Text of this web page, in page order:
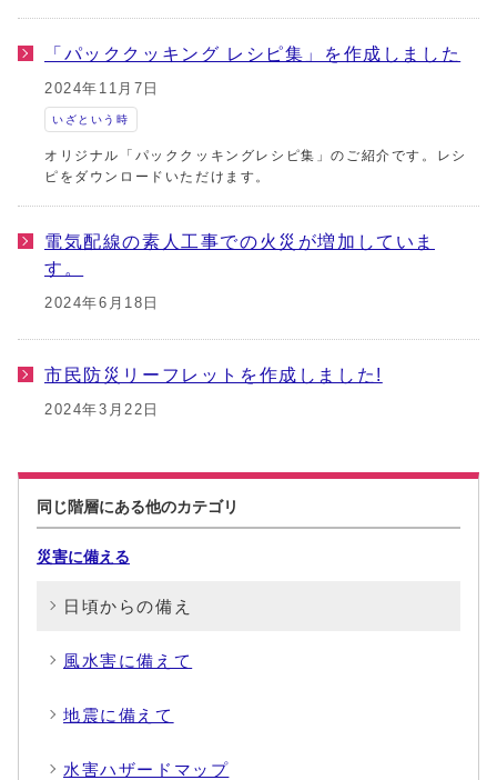
「パッククッキング レシピ集」を作成しました
2024年11月7日
いざという時
オリジナル「パッククッキングレシピ集」のご紹介です。レシ
ピをダウンロードいただけます。
電気配線の素人工事での火災が増加していま
す。
2024年6月18日
市民防災リーフレットを作成しました!
2024年3月22日
同じ階層にある他のカテゴリ
災害に備える
日頃からの備え
風水害に備えて
地震に備えて
水害ハザードマップ